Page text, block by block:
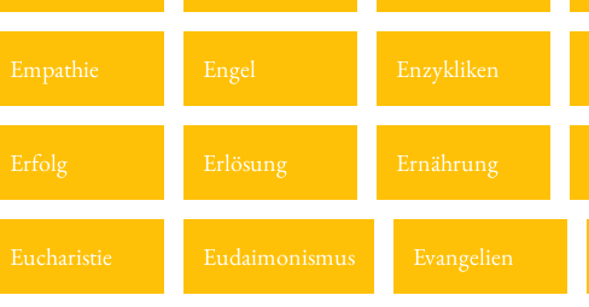
Empathie Engel Enzykliken
Erfolg Erlösung Ernährung
Eucharistie Eudaimonismus Evangelien